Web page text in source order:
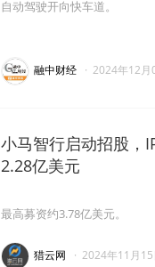
自动驾驶开向快车道。
融中财经 · 2024年12月
小马智行启动招股，
2.28亿美元
最高募资约3.78亿美元。
猎云网 · 2024年11月